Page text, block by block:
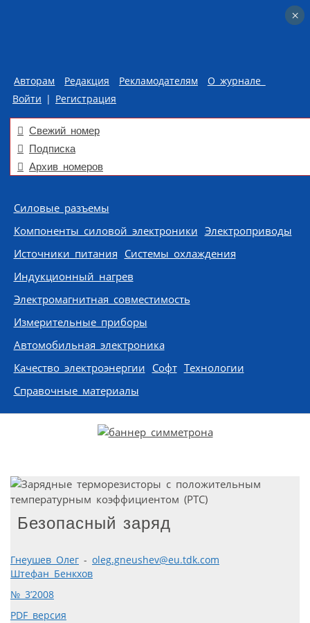
Авторам Редакция Рекламодателям
О журнале
Войти | Регистрация
Свежий номер
Подписка
Архив номеров
Skip to content
Силовые разъемы
Компоненты силовой электроники Электроприводы
Источники питания Системы охлаждения
Индукционный нагрев
Электромагнитная совместимость
Измерительные приборы
Автомобильная электроника
Качество электроэнергии Софт Технологии
Справочные материалы
Безопасный заряд
Гнеушев Олег - oleg.gneushev@eu.tdk.com
Штефан Бенкхов
№ 3’2008
PDF версия
×
×